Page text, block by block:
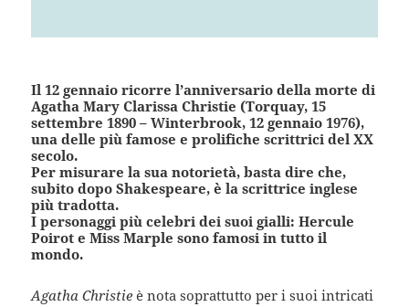
Il 12 gennaio ricorre l’anniversario della morte di
Agatha Mary Clarissa Christie (Torquay, 15
settembre 1890 – Winterbrook, 12 gennaio 1976),
una delle più famose e prolifiche scrittrici del XX
secolo.
Per misurare la sua notorietà, basta dire che,
subito dopo Shakespeare, è la scrittrice inglese
più tradotta.
I personaggi più celebri dei suoi gialli: Hercule
Poirot e Miss Marple sono famosi in tutto il
mondo.
Agatha Christie è nota soprattutto per i suoi intricati